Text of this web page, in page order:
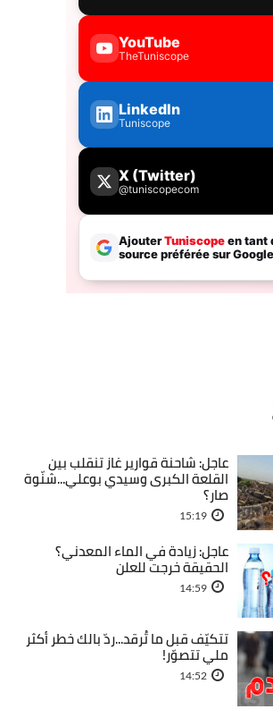
عاجل: شاحنة قوارير غاز تنقلب بين
القلعة الكبرى وسيدي بوعلي...شنّوة
صار؟
15:19
عاجل: زيادة في الماء المعدني؟
الحقيقة خرجت للعلن
14:59
تتكيّف قبل ما تُرقد...ردّ بالك خطر أكثر
ملي تتصوّر!
14:52